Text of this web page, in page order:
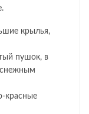
крылья,
пушок, в
красные